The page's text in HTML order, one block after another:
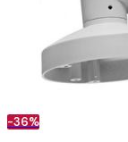
-36%